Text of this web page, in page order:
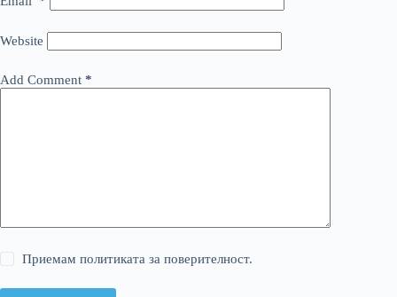
Website
Add Comment *
Приемам политиката за поверителност.